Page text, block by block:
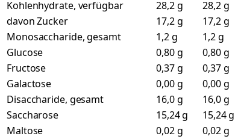
Kohlenhydrate, verfügbar
28,2 g
28,2 g
davon Zucker
17,2 g
17,2 g
Monosaccharide, gesamt
1,2 g
1,2 g
Glucose
0,80 g
0,80 g
Fructose
0,37 g
0,37 g
Galactose
0,00 g
0,00 g
Disaccharide, gesamt
16,0 g
16,0 g
Saccharose
15,24 g
15,24 g
Maltose
0,02 g
0,02 g